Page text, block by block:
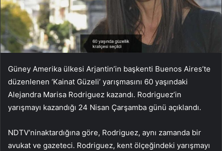
Güney Amerika ülkesi Arjantin’in başkenti Buenos Aires’te
düzenlenen ‘Kainat Güzeli’ yarışmasını 60 yaşındaki
Alejandra Marisa Rodriguez kazandı. Rodriguez’in
yarışmayı kazandığı 24 Nisan Çarşamba günü açıklandı.
NDTV’ninaktardığına göre, Rodriguez, aynı zamanda bir
avukat ve gazeteci. Rodriguez, kent ölçeğindeki yarışmayı